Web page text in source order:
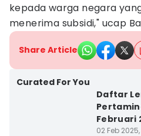
kepada warga negara
menerima subsidi," ucap
Share Article
Curated For You
Daftar
Februari
02 Feb